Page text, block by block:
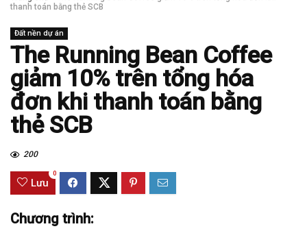
thanh toán bằng thẻ SCB
Đất nền dự án
The Running Bean Coffee
giảm 10% trên tổng hóa
đơn khi thanh toán bằng
thẻ SCB
200
Lưu
0
Chương trình: